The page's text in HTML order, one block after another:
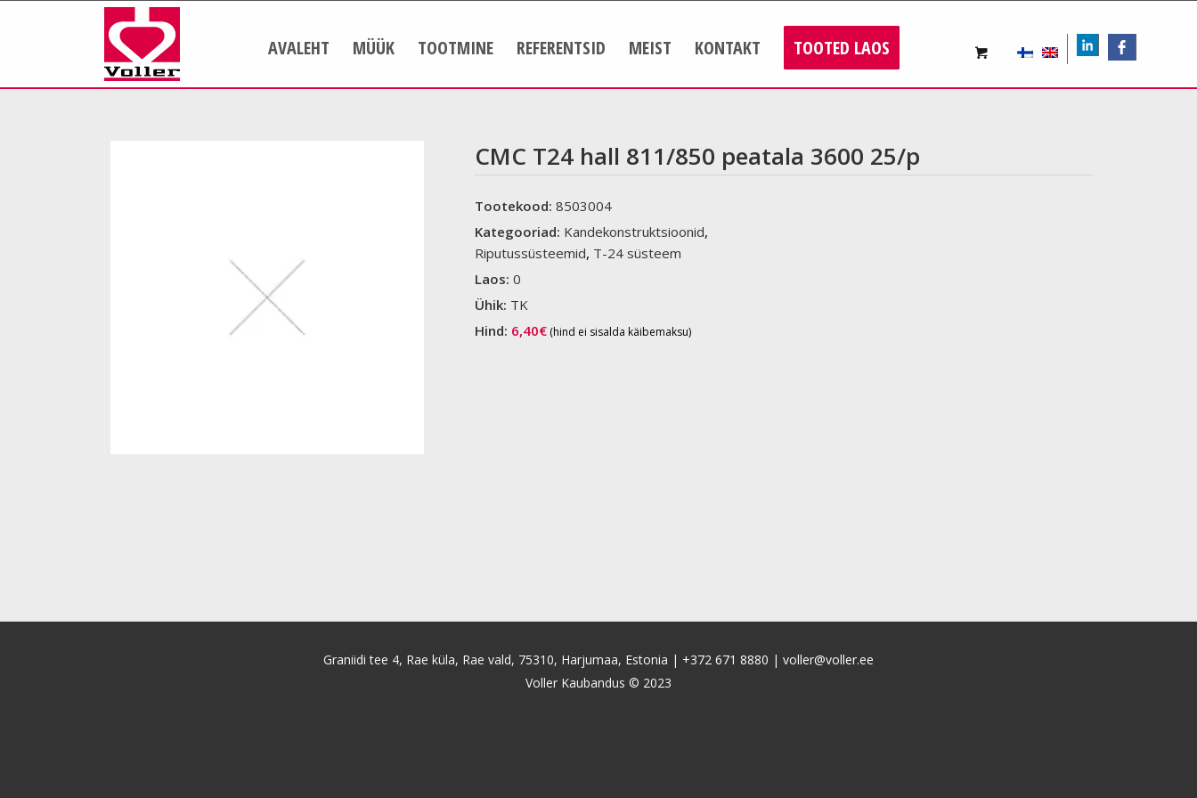
FB
LIn
AVALEHT MÜÜK TOOTMINE REFERENTSID MEIST KONTAKT TOOTED LAOS
CMC T24 hall 811/850 peatala 3600 25/p
Tootekood:8503004
Kategooriad: Kandekonstruktsioonid,
Riputussüsteemid, T-24 süsteem
Laos:0
Ühik: TK
Hind: 6,40€ (hind ei sisalda käibemaksu)
Graniidi tee 4, Rae küla, Rae vald, 75310, Harjumaa, Estonia | +372 671 8880 | voller@voller.ee
Voller Kaubandus © 2023